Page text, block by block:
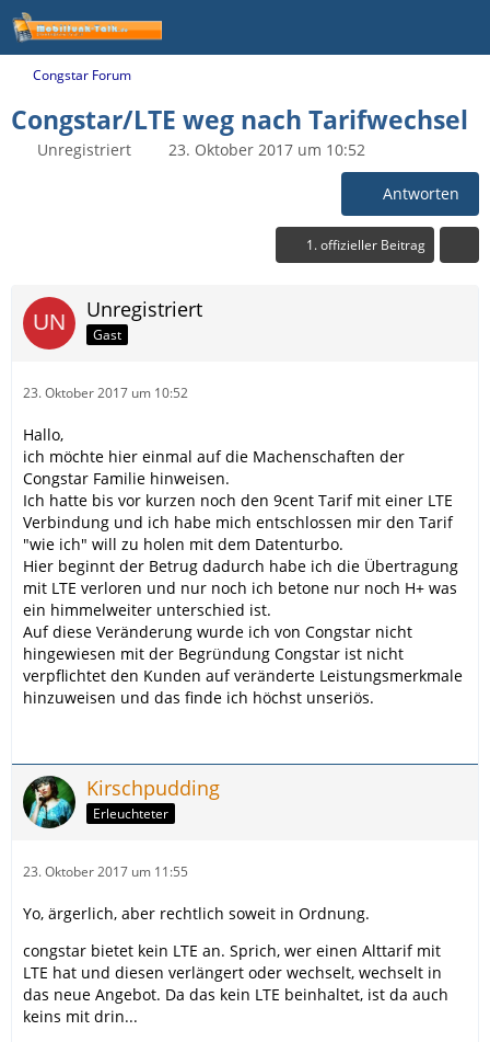
Congstar Forum
Congstar/LTE weg nach Tarifwechsel
Unregistriert 23. Oktober 2017 um 10:52
Antworten
1. offizieller Beitrag
Unregistriert
Gast
23. Oktober 2017 um 10:52
Hallo,
ich möchte hier einmal auf die Machenschaften der
Congstar Familie hinweisen.
Ich hatte bis vor kurzen noch den 9cent Tarif mit einer LTE
Verbindung und ich habe mich entschlossen mir den Tarif
"wie ich" will zu holen mit dem Datenturbo.
Hier beginnt der Betrug dadurch habe ich die Übertragung
mit LTE verloren und nur noch ich betone nur noch H+ was
ein himmelweiter unterschied ist.
Auf diese Veränderung wurde ich von Congstar nicht
hingewiesen mit der Begründung Congstar ist nicht
verpflichtet den Kunden auf veränderte Leistungsmerkmale
hinzuweisen und das finde ich höchst unseriös.
Kirschpudding
Erleuchteter
23. Oktober 2017 um 11:55
Yo, ärgerlich, aber rechtlich soweit in Ordnung.
congstar bietet kein LTE an. Sprich, wer einen Alttarif mit
LTE hat und diesen verlängert oder wechselt, wechselt in
das neue Angebot. Da das kein LTE beinhaltet, ist da auch
keins mit drin...